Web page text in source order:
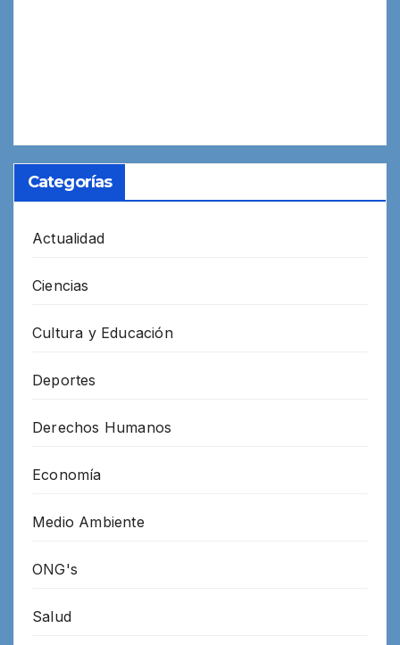
Categorías
Actualidad
Ciencias
Cultura y Educación
Deportes
Derechos Humanos
Economía
Medio Ambiente
ONG's
Salud